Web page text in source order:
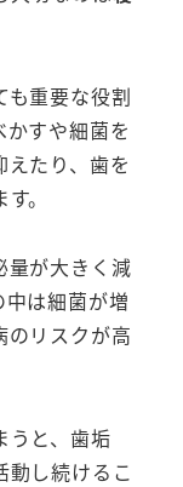
も重要な役割
すや細菌を
たり、歯を
。
量が大きく減
は細菌が増
のリスクが高
うと、歯垢
動し続けるこ